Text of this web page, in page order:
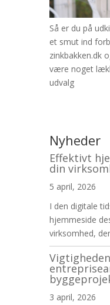
Så er du på
et smut ind
zinkbakken.dk
være noget
udvalg
Nyheder
Effektivt
din
5 april, 2026
I den digitale
hjemmeside
virksomhed, der
3 april, 2026